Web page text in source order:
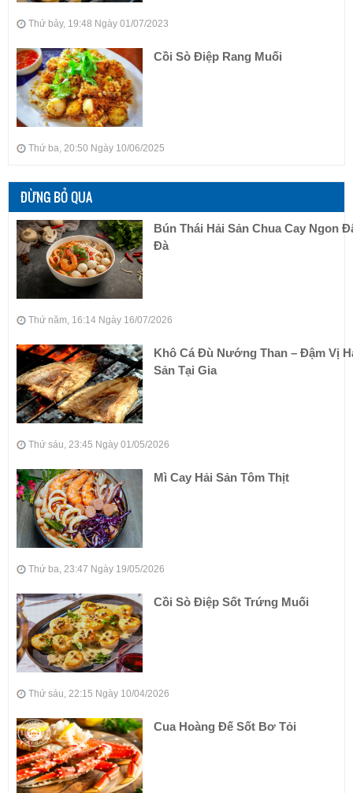
Thứ bảy, 19:48 Ngày 01/07/2023
Cồi Sò Điệp Rang Muối
Thứ ba, 20:50 Ngày 10/06/2025
ĐỪNG BỎ QUA
Bún Thái Hải Sản Chua Cay Ngon
Đà
Thứ năm, 16:14 Ngày 16/07/2026
Khô Cá Đù Nướng Than – Đậm Vị
Sản Tại Gia
Thứ sáu, 23:45 Ngày 01/05/2026
Mì Cay Hải Sản Tôm Thịt
Thứ ba, 23:47 Ngày 19/05/2026
Cồi Sò Điệp Sốt Trứng Muối
Thứ sáu, 22:15 Ngày 10/04/2026
Cua Hoàng Đế Sốt Bơ Tỏi